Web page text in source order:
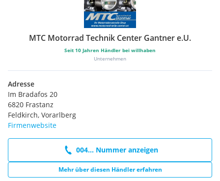
MTC Motorrad Technik Center Gantner e.U.
Seit 10 Jahren Händler bei willhaben
Unternehmen
Adresse
Im Bradafos 20
6820 Frastanz
Feldkirch, Vorarlberg
Firmenwebsite
004... Nummer anzeigen
Mehr über diesen Händler erfahren